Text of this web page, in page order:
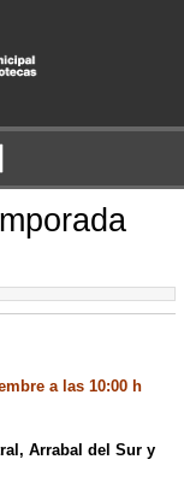
a las 10:00 h
Arrabal del Sur y